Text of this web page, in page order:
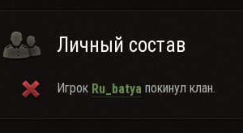
Личный состав
Игрок Ru_batya покинул клан.